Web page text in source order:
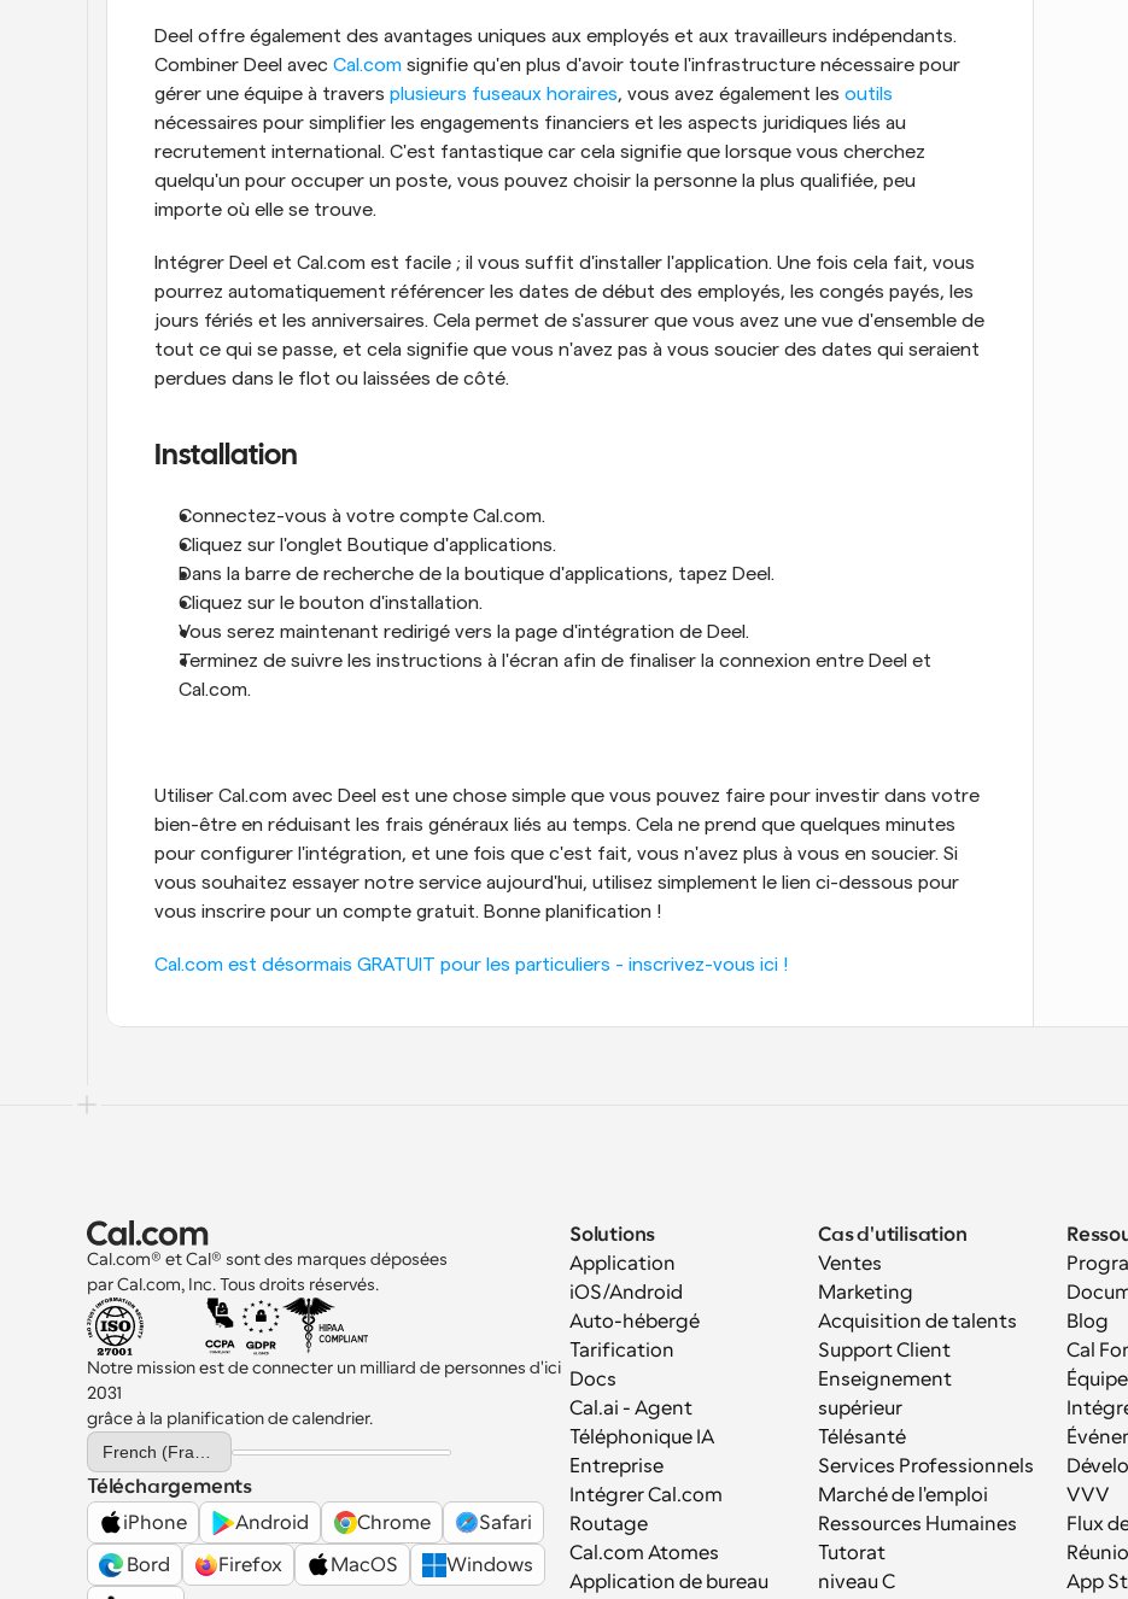
Deel offre également des avantages uniques aux employés et aux travailleurs indépendants.
Combiner Deel avec Cal.com signifie qu'en plus d'avoir toute l'infrastructure nécessaire pour
gérer une équipe à travers plusieurs fuseaux horaires, vous avez également les outils
nécessaires pour simplifier les engagements financiers et les aspects juridiques liés au
recrutement international. C'est fantastique car cela signifie que lorsque vous cherchez
quelqu'un pour occuper un poste, vous pouvez choisir la personne la plus qualifiée, peu
importe où elle se trouve.
Intégrer Deel et Cal.com est facile ; il vous suffit d'installer l'application. Une fois cela fait, vous
pourrez automatiquement référencer les dates de début des employés, les congés payés, les
jours fériés et les anniversaires. Cela permet de s'assurer que vous avez une vue d'ensemble de
tout ce qui se passe, et cela signifie que vous n'avez pas à vous soucier des dates qui seraient
perdues dans le flot ou laissées de côté.
Installation
Connectez-vous à votre compte Cal.com.
Cliquez sur l'onglet Boutique d'applications.
Dans la barre de recherche de la boutique d'applications, tapez Deel.
Cliquez sur le bouton d'installation.
Vous serez maintenant redirigé vers la page d'intégration de Deel.
Terminez de suivre les instructions à l'écran afin de finaliser la connexion entre Deel et
Cal.com.
Utiliser Cal.com avec Deel est une chose simple que vous pouvez faire pour investir dans votre
bien-être en réduisant les frais généraux liés au temps. Cela ne prend que quelques minutes
pour configurer l'intégration, et une fois que c'est fait, vous n'avez plus à vous en soucier. Si
vous souhaitez essayer notre service aujourd'hui, utilisez simplement le lien ci-dessous pour
vous inscrire pour un compte gratuit. Bonne planification !
Cal.com est désormais GRATUIT pour les particuliers - inscrivez-vous ici !
Cal.com® et Cal® sont des marques déposées
par Cal.com, Inc. Tous droits réservés.
Notre mission est de connecter un milliard de personnes d'ici
2031
grâce à la planification de calendrier.
Select Language
Téléchargements
iPhone
Android Chrome
Safari
Bord
Firefox MacOS
Windows
Solutions
Application
iOS/Android
Auto-hébergé
Tarification
Docs
Cal.ai - Agent
Téléphonique IA
Entreprise
Intégrer Cal.com
Routage
Cal.com Atomes
Application de bureau
Cas d'utilisation
Ventes
Marketing
Acquisition de talents
Support Client
Enseignement
supérieur
Télésanté
Services Professionnels
Marché de l'emploi
Ressources Humaines
Tutorat
niveau C
Blog
Cal
VVV
Flux
App